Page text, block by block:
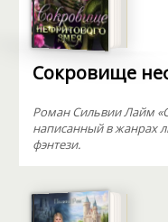
Сокровище
Роман Сильвии Лайм
написанный в жанрах
фэнтези.